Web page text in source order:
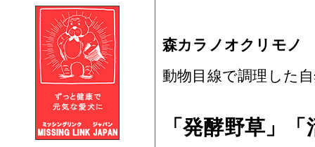
森カラノオクリモ
動物目線で調理した
「発酵野草」